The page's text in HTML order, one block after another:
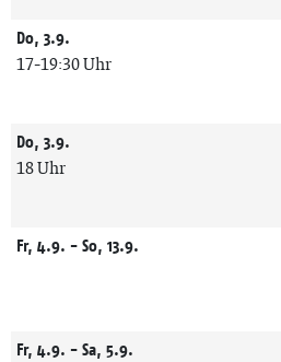
Do, 3.9.
17-19:30 Uhr
Do, 3.9.
18 Uhr
Fr, 4.9. - So, 13.9.
Fr, 4.9. - Sa, 5.9.